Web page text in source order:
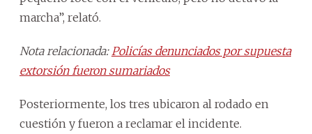
marcha”, relató.
Nota relacionada: Policías denunciados por supuesta
extorsión fueron sumariados
Posteriormente, los tres ubicaron al rodado en
cuestión y fueron a reclamar el incidente.